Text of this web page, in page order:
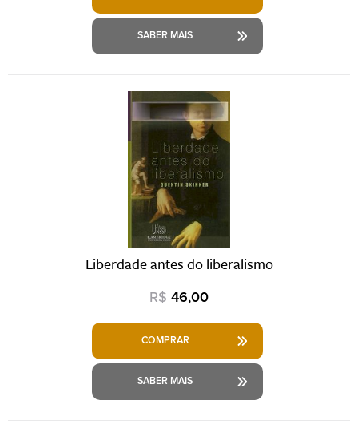
SABER MAIS
Liberdade antes do liberalismo
R$ 46,00
COMPRAR
SABER MAIS